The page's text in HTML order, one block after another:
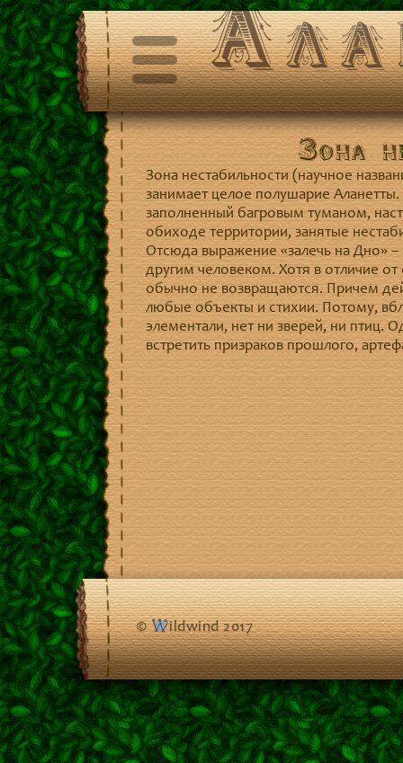
Зона
Зона нестабильности (научное
занимает целое полушарие
заполненный багровым туманом,
обиходе территории, занятые
Отсюда выражение «залечь на Дно» –
другим человеком. Хотя в отличие
обычно не возвращаются. Причем
любые объекты и стихии. Потому,
элементали, нет ни зверей, ни птиц.
встретить призраков прошлого,
© ildwind 2017